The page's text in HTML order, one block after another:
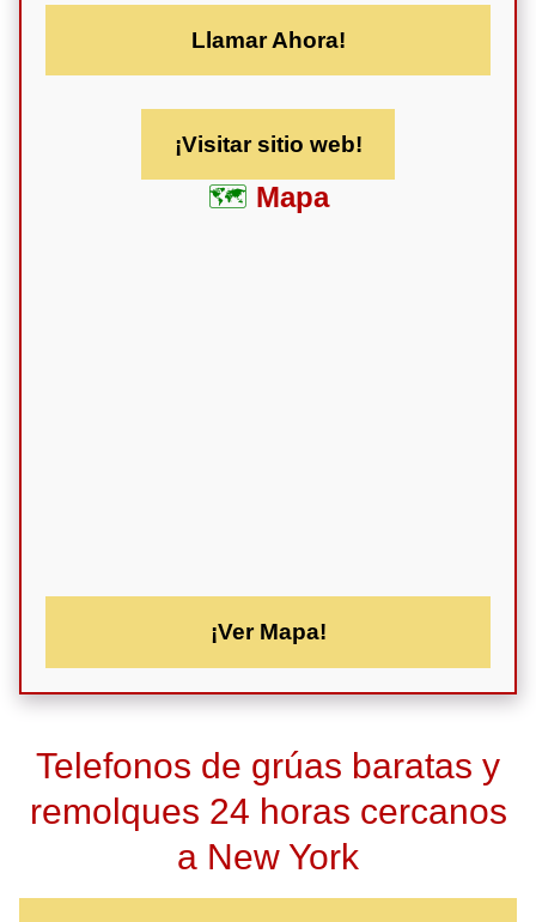
Llamar Ahora!
¡Visitar sitio web!
Mapa
¡Ver Mapa!
Telefonos de grúas baratas y
remolques 24 horas cercanos
a New York